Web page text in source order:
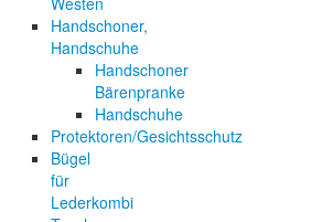
Handschoner,
Handschuhe
Handschoner
Bärenpranke
Handschuhe
Protektoren/Gesichtsschutz
Bügel
für
Lederkombi